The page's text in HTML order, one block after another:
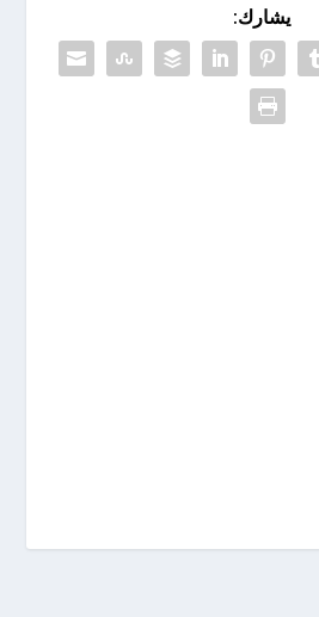
يشارك: